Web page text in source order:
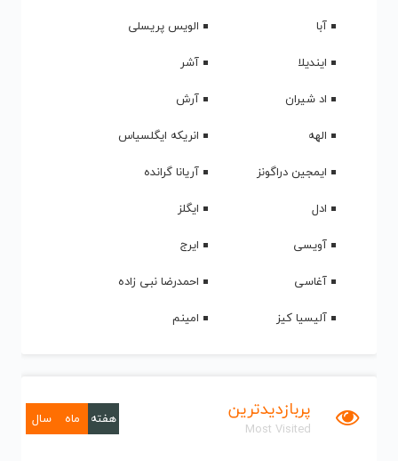
آبا
الویس پریسلی
ایندیلا
آشر
اد شیران
آرش
الهه
انریکه ایگلسیاس
ایمجین دراگونز
آریانا گرانده
ادل
ایگلز
آویسی
ایرج
آغاسی
احمدرضا نبی زاده
آلیسیا کیز
امینم
پربازدیدترین
Most Visited
هفته ماه سال